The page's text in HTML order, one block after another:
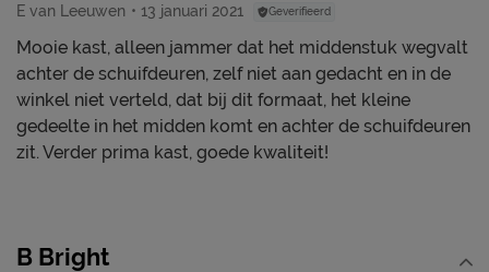
E van Leeuwen 13 januari 2021 Geverifieerd
Mooie kast, alleen jammer dat het middenstuk wegvalt
achter de schuifdeuren, zelf niet aan gedacht en in de
winkel niet verteld, dat bij dit formaat, het kleine
gedeelte in het midden komt en achter de schuifdeuren
zit. Verder prima kast, goede kwaliteit!
B Bright